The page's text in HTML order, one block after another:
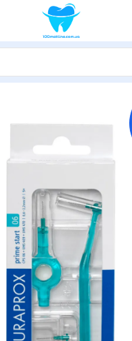
Міжзубні йоржики та